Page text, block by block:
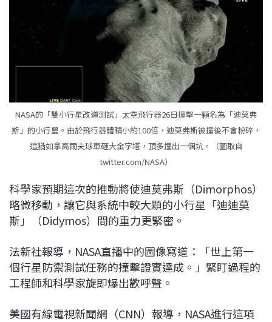
NASA的「雙小行星改道測試」太空飛行器26日撞擊一顆名為「迪莫弗
斯」的小行星。由於飛行器體積小約100倍，迪莫弗斯被撞後不會粉碎，
這猶如拿高爾夫球車砸大金字塔，頂多撞出一個坑。（圖取自
twitter.com/NASA）
科學家預期這次的推動將使迪莫弗斯（Dimorphos）
略微移動，讓它與系統中較大顆的小行星「迪迪莫
斯」（Didymos）間的重力更緊密。
法新社報導，NASA直播中的圖像寫道：「世上第一
個行星防禦測試任務的撞擊證實達成。」緊盯過程的
工程師和科學家旋即爆出歡呼聲。
美國有線電視新聞網（CNN）報導，NASA進行這項